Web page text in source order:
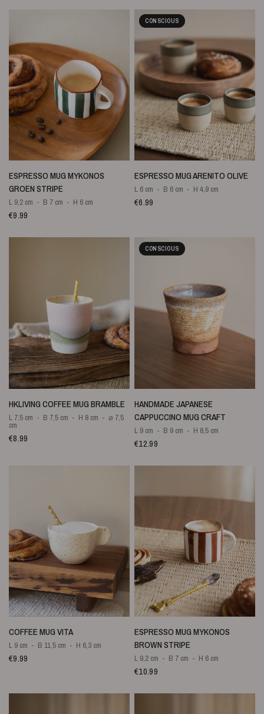
SNELLE WEERGAVE
ESPRESSO MUG MYKONOS
GROEN STRIPE
L 9,2 cm B 7 cm H 6 cm
€9.99
CONSCIOUS
SNELLE WEERGAVE
ESPRESSO MUG ARENITO OLIVE
L 6 cm B 6 cm H 4,9 cm
€6.99
SNELLE WEERGAVE
HKLIVING COFFEE MUG BRAMBLE
L 7,5 cm B 7,5 cm H 8 cm ⌀ 7,5
cm
€8.99
CONSCIOUS
SNELLE WEERGAVE
HANDMADE JAPANESE
CAPPUCCINO MUG CRAFT
L 9 cm B 9 cm H 8,5 cm
€12.99
SNELLE WEERGAVE
COFFEE MUG VITA
L 9 cm B 11,5 cm H 6,3 cm
€9.99
SNELLE WEERGAVE
ESPRESSO MUG MYKONOS
BROWN STRIPE
L 9,2 cm B 7 cm H 6 cm
€10.99